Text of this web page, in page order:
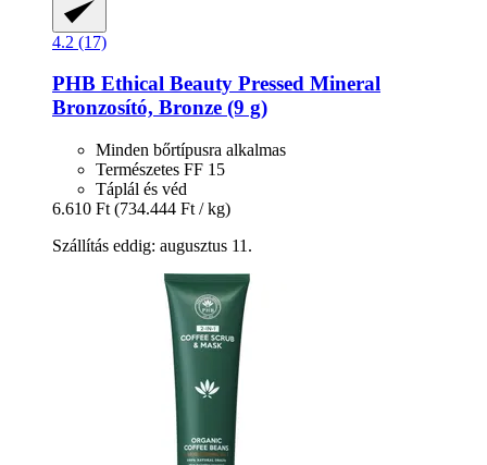
4.2 (17)
PHB Ethical Beauty Pressed Mineral
Bronzosító, Bronze (9 g)
Minden bőrtípusra alkalmas
Természetes FF 15
Táplál és véd
6.610 Ft (734.444 Ft / kg)
Szállítás eddig: augusztus 11.